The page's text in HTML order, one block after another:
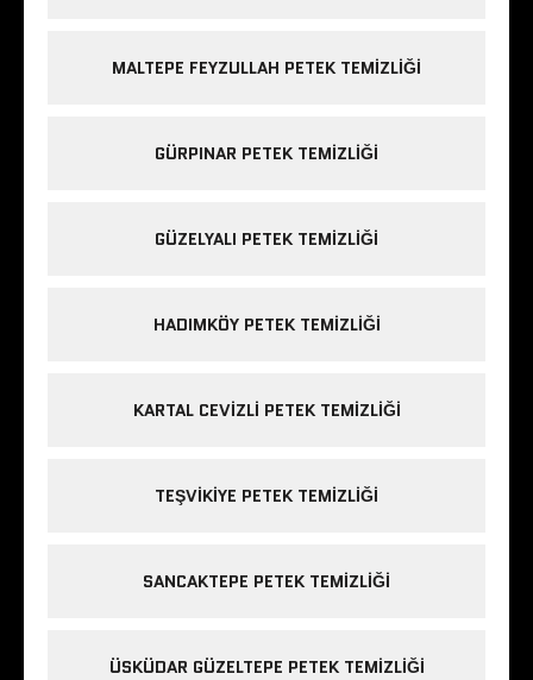
MALTEPE FEYZULLAH PETEK TEMIZLIĞI
GÜRPINAR PETEK TEMIZLIĞI
GÜZELYALI PETEK TEMIZLIĞI
HADIMKÖY PETEK TEMIZLIĞI
KARTAL CEVIZLI PETEK TEMIZLIĞI
TEŞVIKIYE PETEK TEMIZLIĞI
SANCAKTEPE PETEK TEMIZLIĞI
ÜSKÜDAR GÜZELTEPE PETEK TEMIZLIĞI